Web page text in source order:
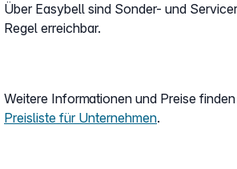
Über Easybell sind Sonder- und
Regel erreichbar.
Weitere Informationen und Preise
Preisliste für Unternehmen.